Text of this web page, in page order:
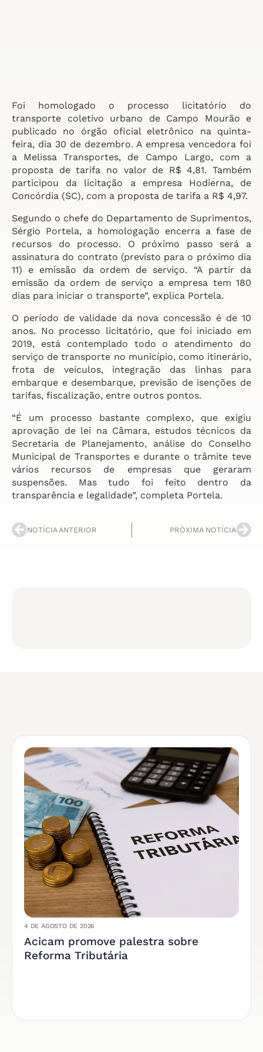
Foi homologado o processo licitatório do
transporte coletivo urbano de Campo Mourão e
publicado no órgão oficial eletrônico na quinta-
feira, dia 30 de dezembro. A empresa vencedora foi
a Melissa Transportes, de Campo Largo, com a
proposta de tarifa no valor de R$ 4,81. Também
participou da licitação a empresa Hodierna, de
Concórdia (SC), com a proposta de tarifa a R$ 4,97.
Segundo o chefe do Departamento de Suprimentos,
Sérgio Portela, a homologação encerra a fase de
recursos do processo. O próximo passo será a
assinatura do contrato (previsto para o próximo dia
11) e emissão da ordem de serviço. “A partir da
emissão da ordem de serviço a empresa tem 180
dias para iniciar o transporte”, explica Portela.
O período de validade da nova concessão é de 10
anos. No processo licitatório, que foi iniciado em
2019, está contemplado todo o atendimento do
serviço de transporte no município, como itinerário,
frota de veículos, integração das linhas para
embarque e desembarque, previsão de isenções de
tarifas, fiscalização, entre outros pontos.
“É um processo bastante complexo, que exigiu
aprovação de lei na Câmara, estudos técnicos da
Secretaria de Planejamento, análise do Conselho
Municipal de Transportes e durante o trâmite teve
vários recursos de empresas que geraram
suspensões. Mas tudo foi feito dentro da
transparência e legalidade”, completa Portela.
NOTÍCIA ANTERIOR PRÓXIMA NOTÍCIA
4 DE AGOSTO DE 2026
Acicam promove palestra sobre
Reforma Tributária